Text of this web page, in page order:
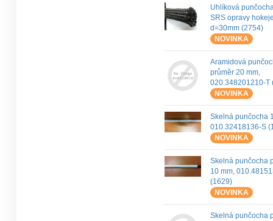
Uhlíková
SRS opravy
d=30mm (2754)
NOVINKA
Aramidová
průměr 20 mm,
020.348201210-T
NOVINKA
Skelná punčocha
010.32418136-S
NOVINKA
Skelná punčocha
10 mm,
(1629)
NOVINKA
Skelná punčocha